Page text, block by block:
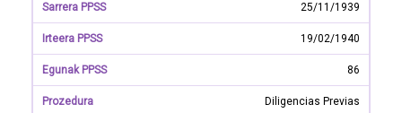
25/11/1939
19/02/1940
86
Diligencias Previas